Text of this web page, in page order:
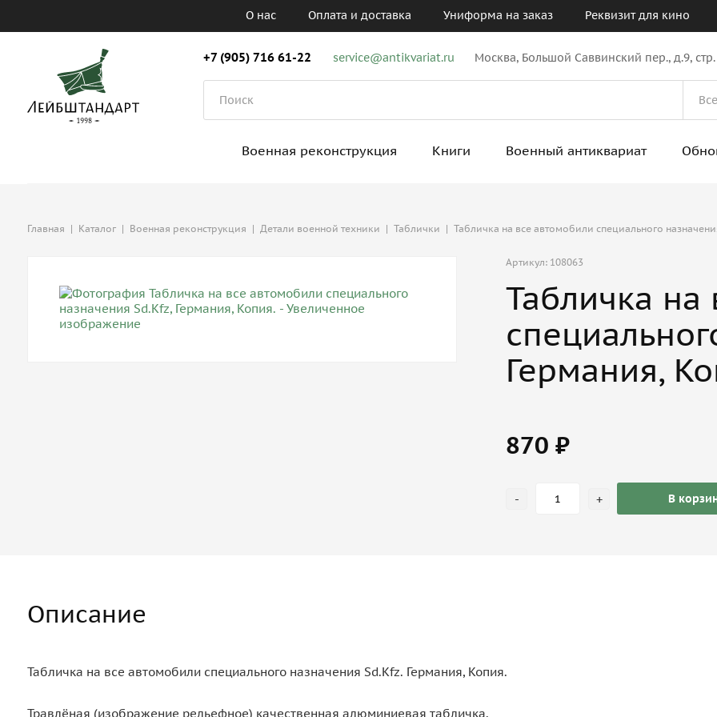
О нас Оплата и доставка Униформа на заказ Реквизит для кино
+7 (905) 716 61-22 service@antikvariat.ru Москва, Большой Саввинский пер., д.9,
Военная реконструкция Книги Военный антиквариат
Главная | Каталог | Военная реконструкция | Детали военной техники | Таблички | Табличка на все автомобили специального
Артикул: 108063
Табличка на
Германия,
870 ₽
- + В
Описание
Табличка на все автомобили специального назначения Sd.Kfz. Германия, Копия.
Травлёная (изображение рельефное) качественная алюминиевая табличка.